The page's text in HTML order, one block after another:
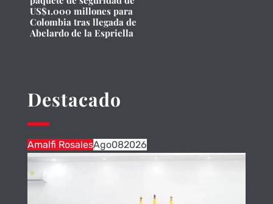
US$1.000 millones para
Colombia tras llegada de
Abelardo de la Espriella
Destacado
Amalfi RosalesAgo082026